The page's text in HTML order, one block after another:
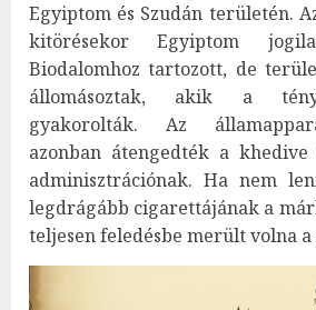
Egyiptom és Szudán területén.
kitörésekor Egyiptom
Biodalomhoz tartozott, de
állomásoztak, akik a
gyakorolták. Az
azonban átengedték a
adminisztrációnak. Ha nem
legdrágább cigarettájának a
teljesen feledésbe merült volna a